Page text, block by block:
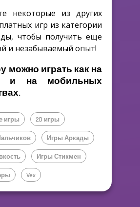
некоторые из других
игр из категории
чтобы получить еще
и незабываемый опыт!
можно играть как на
и на мобильных
игры 2D игры
Игры Аркады
Игры Стикмен
Vex